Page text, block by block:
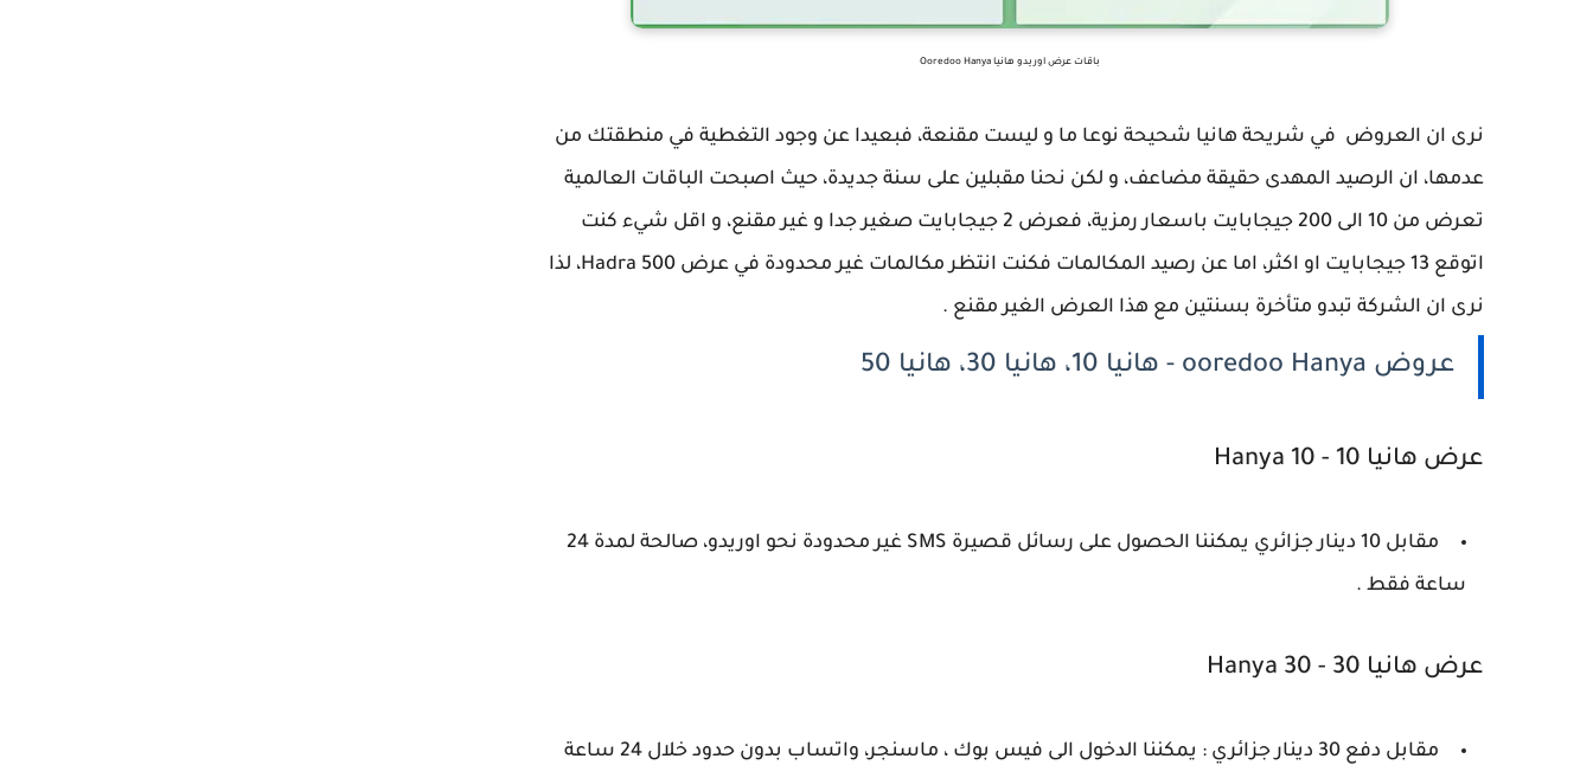
باقات عرض اوريدو هانيا Ooredoo Hanya
نرى ان العروض في شريحة هانيا شحيحة نوعا ما و ليست مقنعة، فبعيدا عن وجود التغطية في منطقتك من
عدمها، ان الرصيد المهدى حقيقة مضاعف، و لكن نحنا مقبلين على سنة جديدة، حيث اصبحت الباقات العالمية
تعرض من 10 الى 200 جيجابايت باسعار رمزية، فعرض 2 جيجابايت صغير جدا و غير مقنع، و اقل شيء كنت
اتوقع 13 جيجابايت او اكثر، اما عن رصيد المكالمات فكنت انتظر مكالمات غير محدودة في عرض Hadra 500، لذا
نرى ان الشركة تبدو متأخرة بسنتين مع هذا العرض الغير مقنع .
عروض ooredoo Hanya - هانيا 10، هانيا 30، هانيا 50
عرض هانيا 10 - Hanya 10
مقابل 10 دينار جزائري يمكننا الحصول على رسائل قصيرة SMS غير محدودة نحو اوريدو، صالحة لمدة 24
ساعة فقط .
عرض هانيا 30 - Hanya 30
مقابل دفع 30 دينار جزائري : يمكننا الدخول الى فيس بوك ، ماسنجر، واتساب بدون حدود خلال 24 ساعة